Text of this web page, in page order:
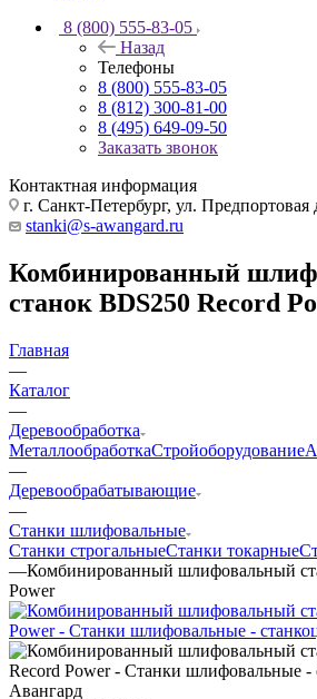
8 (800) 555-83-05
Назад
Телефоны
8 (800) 555-83-05
8 (812) 300-81-00
8 (495) 649-09-50
Заказать звонок
Контактная информация
г. Санкт-Петербург, ул.
stanki@s-awangard.ru
Комбинированный
станок BDS250 Record
Главная
—
Каталог
—
Деревообработка
МеталлообработкаСтройоборудование
—
Деревообрабатывающие
—
Станки шлифовальные
Станки строгальныеСтанки токарные
—Комбинированный шлифовальный
Power